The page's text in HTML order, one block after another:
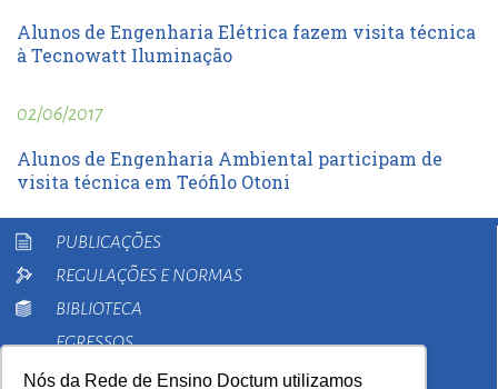
Nós da Rede de Ensino Doctum utilizamos
Alunos de Engenharia Elétrica fazem visita técnica
à Tecnowatt Iluminação
02/06/2017
Alunos de Engenharia Ambiental participam de
visita técnica em Teófilo Otoni
PUBLICAÇÕES
REGULAÇÕES E NORMAS
BIBLIOTECA
EGRESSOS
PESQUISA